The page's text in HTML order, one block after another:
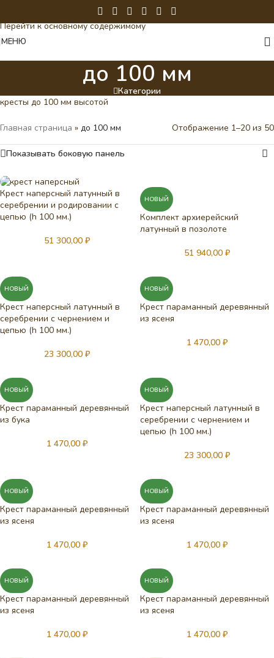
Перейти к основному содержимому
МЕНЮ
до 100 мм
Категории
кресты до 100 мм высотой
Главная страница » до 100 мм Отображение 1–20 из 50
Показывать боковую панель
Крест наперсный латунный в
серебрении и родировании с
цепью (h 100 мм.)
51 300,00 ₽
НОВЫЙ
Комплект архиерейский
латунный в позолоте
51 940,00 ₽
НОВЫЙ
Крест наперсный латунный в
серебрении с чернением и
цепью (h 100 мм.)
23 300,00 ₽
НОВЫЙ
Крест параманный деревянный
из ясеня
1 470,00 ₽
НОВЫЙ
Крест параманный деревянный
из бука
1 470,00 ₽
НОВЫЙ
Крест наперсный латунный в
серебрении с чернением и
цепью (h 100 мм.)
23 300,00 ₽
НОВЫЙ
Крест параманный деревянный
из ясеня
1 470,00 ₽
НОВЫЙ
Крест параманный деревянный
из ясеня
1 470,00 ₽
НОВЫЙ
Крест параманный деревянный
из ясеня
1 470,00 ₽
НОВЫЙ
Крест параманный деревянный
из ясеня
1 470,00 ₽